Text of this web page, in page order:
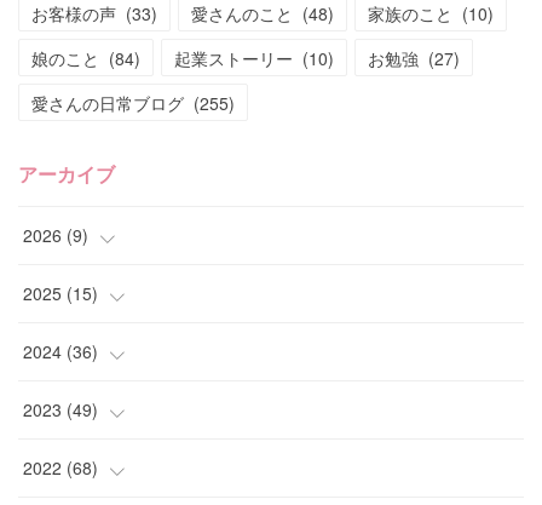
お客様の声 (33) 愛さんのこと (48) 家族のこと (10)
娘のこと (84) 起業ストーリー (10) お勉強 (27)
愛さんの日常ブログ (255)
アーカイブ
2026 (9)
(4)
(2)
(1)
(2)
2025 (15)
(4)
(2)
(2)
2024 (36)
(2)
(2)
2023 (49)
(1)
2022 (68)